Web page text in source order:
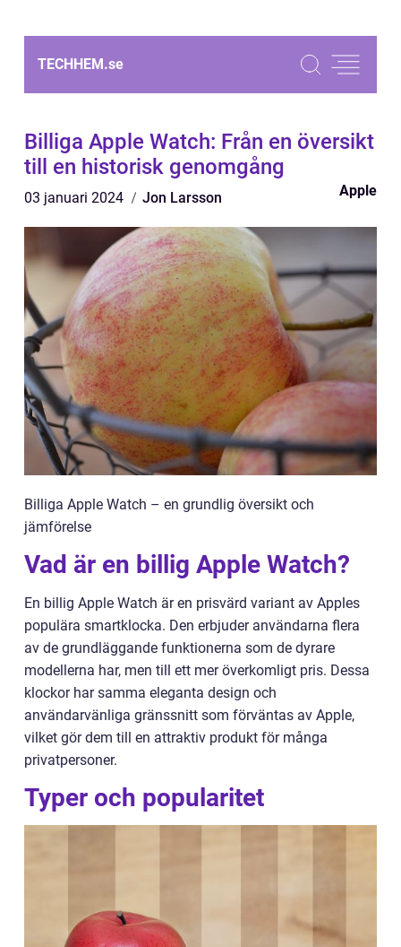
TECHHEM.se
Billiga Apple Watch: Från en översikt
till en historisk genomgång
03 januari 2024 Jon Larsson Apple
Billiga Apple Watch – en grundlig översikt och
jämförelse
Vad är en billig Apple Watch?
En billig Apple Watch är en prisvärd variant av Apples
populära smartklocka. Den erbjuder användarna flera
av de grundläggande funktionerna som de dyrare
modellerna har, men till ett mer överkomligt pris. Dessa
klockor har samma eleganta design och
användarvänliga gränssnitt som förväntas av Apple,
vilket gör dem till en attraktiv produkt för många
privatpersoner.
Typer och popularitet